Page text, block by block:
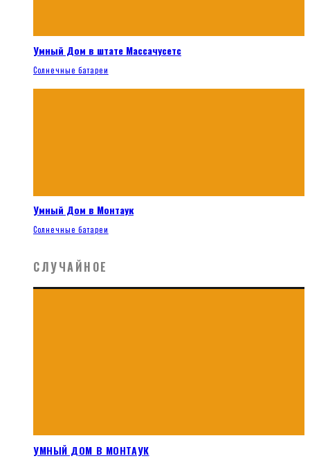
Умный Дом в штате Массачусетс
Солнечные батареи
Умный Дом в Монтаук
Солнечные батареи
СЛУЧАЙНОЕ
УМНЫЙ ДОМ В МОНТАУК